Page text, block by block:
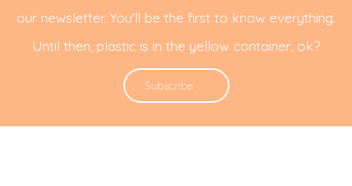
our newsletter. You'll be the first to know everything.
Until then, plastic is in the yellow container, ok?
Subscribe